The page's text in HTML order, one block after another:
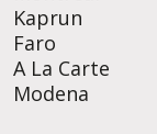
Kaprun
Faro
A La Carte
Modena